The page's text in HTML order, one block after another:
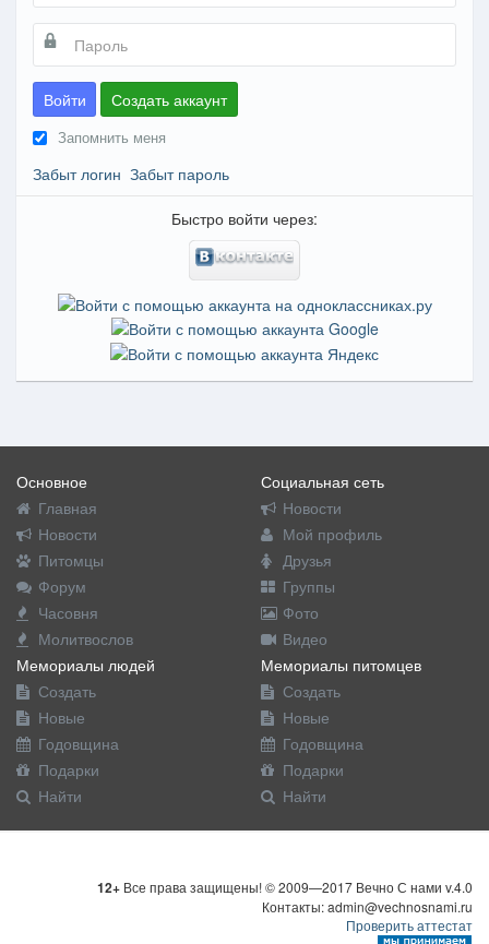
Войти Создать аккаунт
Запомнить меня
Забыт логин Забыт пароль
Быстро войти через:
Основное
Главная
Новости
Питомцы
Форум
Часовня
Молитвослов
Социальная сеть
Новости
Мой профиль
Друзья
Группы
Фото
Видео
Мемориалы людей
Создать
Новые
Годовщина
Подарки
Найти
Мемориалы питомцев
Создать
Новые
Годовщина
Подарки
Найти
12+ Все права защищены! © 2009—2017 Вечно С нами v.4.0
Контакты: admin@vechnosnami.ru
Проверить аттестат